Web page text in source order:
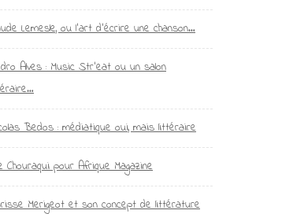
Lemesle, ou l’art d’écrire une chanson…
Alves : Music Str’eat ou un salon
Bedos : médiatique oui, mais littéraire
Chouraqui pour Afrique Magazine
Merigeot et son concept de littérature